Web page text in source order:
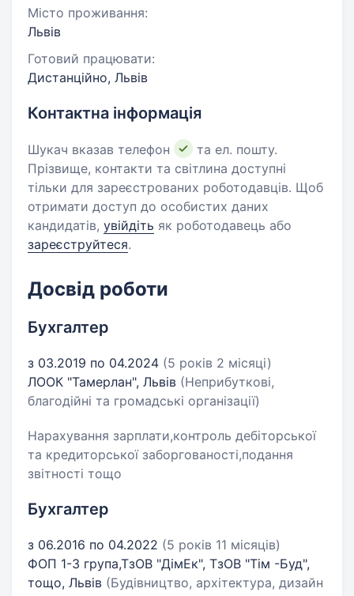
Місто проживання:
Львів
Готовий працювати:
Дистанційно, Львів
Контактна інформація
Шукач вказав телефон
та ел. пошту.
Прізвище, контакти та світлина доступні
тільки для зареєстрованих роботодавців. Щоб
отримати доступ до особистих даних
кандидатів, увійдіть як роботодавець або
зареєструйтеся.
Досвід роботи
Бухгалтер
з 03.2019 по 04.2024 (5 років 2 місяці)
ЛООК "Тамерлан", Львів (Неприбуткові,
благодійні та громадські організації)
Нарахування зарплати,контроль дебіторської
та кредиторської заборгованості,подання
звітності тощо
Бухгалтер
з 06.2016 по 04.2022 (5 років 11 місяців)
ФОП 1-3 група,ТзОВ "ДімЕк", ТзОВ "Тім -Буд",
тощо, Львів (Будівництво, архітектура, дизайн